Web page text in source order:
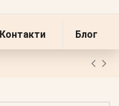
Контакти Блог